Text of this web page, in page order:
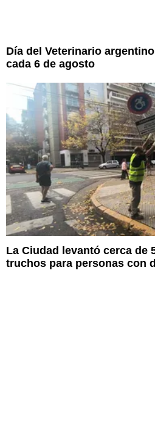
Día del Veterinario
cada 6 de agosto
La Ciudad levantó cerca de
truchos para personas con